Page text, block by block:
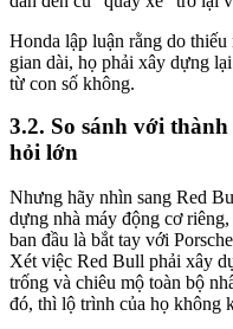
Honda lập luận rằng do
gian dài, họ phải xây dựng
từ con số không.
So sánh với
hỏi lớn
Nhưng hãy nhìn sang Red
dựng nhà máy động cơ
ban đầu là bắt tay với
Xét việc Red Bull phải xây
trống và chiêu mộ toàn bộ
đó, thì lộ trình của họ không